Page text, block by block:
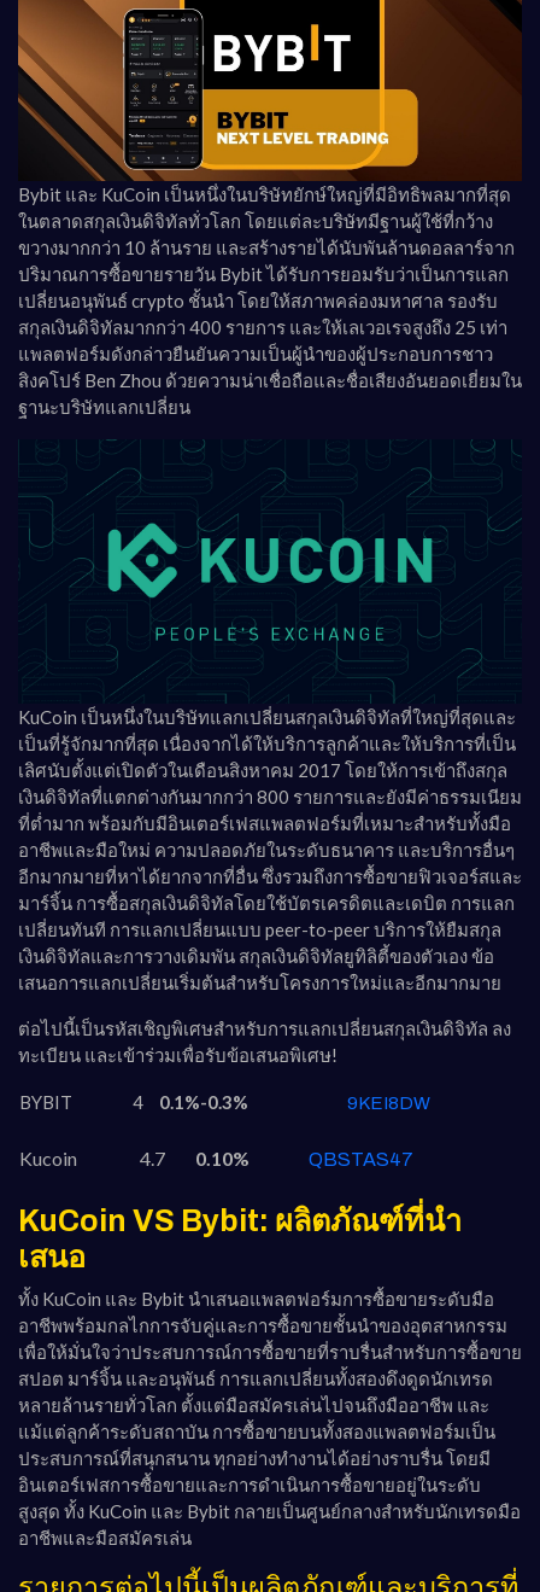
Bybit และ KuCoin เป็นหนึ่งในบริษัทยักษ์ใหญ่ที่มีอิทธิพลมากที่สุด
ในตลาดสกุลเงินดิจิทัลทั่วโลก โดยแต่ละบริษัทมีฐานผู้ใช้ที่กว้าง
ขวางมากกว่า 10 ล้านราย และสร้างรายได้นับพันล้านดอลลาร์จาก
ปริมาณการซื้อขายรายวัน Bybit ได้รับการยอมรับว่าเป็นการแลก
เปลี่ยนอนุพันธ์ crypto ชั้นนำ โดยให้สภาพคล่องมหาศาล รองรับ
สกุลเงินดิจิทัลมากกว่า 400 รายการ และให้เลเวอเรจสูงถึง 25 เท่า
แพลตฟอร์มดังกล่าวยืนยันความเป็นผู้นำของผู้ประกอบการชาว
สิงคโปร์ Ben Zhou ด้วยความน่าเชื่อถือและชื่อเสียงอันยอดเยี่ยมใน
ฐานะบริษัทแลกเปลี่ยน
KuCoin เป็นหนึ่งในบริษัทแลกเปลี่ยนสกุลเงินดิจิทัลที่ใหญ่ที่สุดและ
เป็นที่รู้จักมากที่สุด เนื่องจากได้ให้บริการลูกค้าและให้บริการที่เป็น
เลิศนับตั้งแต่เปิดตัวในเดือนสิงหาคม 2017 โดยให้การเข้าถึงสกุล
เงินดิจิทัลที่แตกต่างกันมากกว่า 800 รายการและยังมีค่าธรรมเนียม
ที่ต่ำมาก พร้อมกับมีอินเตอร์เฟสแพลตฟอร์มที่เหมาะสำหรับทั้งมือ
อาชีพและมือใหม่ ความปลอดภัยในระดับธนาคาร และบริการอื่นๆ
อีกมากมายที่หาได้ยากจากที่อื่น ซึ่งรวมถึงการซื้อขายฟิวเจอร์สและ
มาร์จิ้น การซื้อสกุลเงินดิจิทัลโดยใช้บัตรเครดิตและเดบิต การแลก
เปลี่ยนทันที การแลกเปลี่ยนแบบ peer-to-peer บริการให้ยืมสกุล
เงินดิจิทัลและการวางเดิมพัน สกุลเงินดิจิทัลยูทิลิตี้ของตัวเอง ข้อ
เสนอการแลกเปลี่ยนเริ่มต้นสำหรับโครงการใหม่และอีกมากมาย
ต่อไปนี้เป็นรหัสเชิญพิเศษสำหรับการแลกเปลี่ยนสกุลเงินดิจิทัล ลง
ทะเบียน และเข้าร่วมเพื่อรับข้อเสนอพิเศษ!
BYBIT 4 0.1%-0.3% 9KEI8DW
Kucoin 4.7 0.10% QBSTAS47
KuCoin VS Bybit: ผลิตภัณฑ์ที่นำ
เสนอ
ทั้ง KuCoin และ Bybit นำเสนอแพลตฟอร์มการซื้อขายระดับมือ
อาชีพพร้อมกลไกการจับคู่และการซื้อขายชั้นนำของอุตสาหกรรม
เพื่อให้มั่นใจว่าประสบการณ์การซื้อขายที่ราบรื่นสำหรับการซื้อขาย
สปอต มาร์จิ้น และอนุพันธ์ การแลกเปลี่ยนทั้งสองดึงดูดนักเทรด
หลายล้านรายทั่วโลก ตั้งแต่มือสมัครเล่นไปจนถึงมืออาชีพ และ
แม้แต่ลูกค้าระดับสถาบัน การซื้อขายบนทั้งสองแพลตฟอร์มเป็น
ประสบการณ์ที่สนุกสนาน ทุกอย่างทำงานได้อย่างราบรื่น โดยมี
อินเตอร์เฟสการซื้อขายและการดำเนินการซื้อขายอยู่ในระดับ
สูงสุด ทั้ง KuCoin และ Bybit กลายเป็นศูนย์กลางสำหรับนักเทรดมือ
อาชีพและมือสมัครเล่น